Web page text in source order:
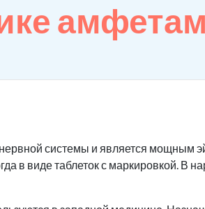
системы и является мощным
в виде таблеток с маркировкой. В